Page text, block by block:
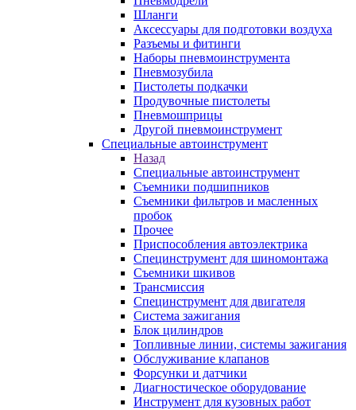
Шланги
Аксессуары для подготовки воздуха
Разъемы и фитинги
Наборы пневмоинструмента
Пневмозубила
Пистолеты подкачки
Продувочные пистолеты
Пневмошприцы
Другой пневмоинструмент
Специальные автоинструмент
Назад
Специальные автоинструмент
Съемники подшипников
Съемники фильтров и масленных
пробок
Прочее
Приспособления автоэлектрика
Специнструмент для шиномонтажа
Съемники шкивов
Трансмиссия
Специнструмент для двигателя
Система зажигания
Блок цилиндров
Топливные линии, системы зажигания
Обслуживание клапанов
Форсунки и датчики
Диагностическое оборудование
Инструмент для кузовных работ